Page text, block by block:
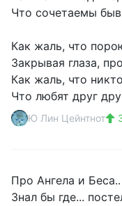
Что сочетаемы
Как жаль, что
Закрывая глаза,
Как жаль, что
Что любят друг
Ю Лин Цейнтнот
Про Ангела и Беса..
Знал бы где...